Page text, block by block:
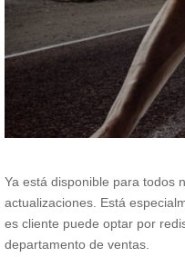
Ya está disponible para todos
actualizaciones. Está
es cliente puede optar por
departamento de ventas.